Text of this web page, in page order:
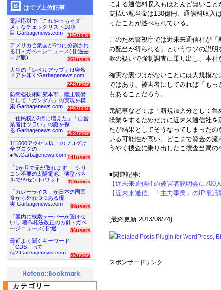
による通信料収入もほとんど無いこ
支払い配当金は130億円、通信料収入
ったことが述べられている。
このため警視庁では近未来通信社が
の配当が得られる」というウソの説
欺の疑いで強制調査に乗り出し、本
確実な裏づけがないことには大規模
ではあり、被害者にしてみれば「も
もあることだろう。
元記事などでは「新規加入分として
操業をするためだけに近未来通信社
たが結果としてそうなってしまった
いる可能性が高い。どこまで資金の
うやく捜査に乗り出したこ捜査当局
■関連記事:
【近未来通信社の被害者説明会に
【近未来通信、「主力事業」のIP電話
(最終更新:2013/08/24)
スポンサードリンク
はてブ上位記事
電話応対で「これやっちゃダ
メ」なチェックリスト10項
目:Garbagenews.com
316users
アメリカ合衆国が6つに分割され
る日 - ガベージニュース(旧:過去
ログ版)
254users
人生の「レベルアップ」は突然
ドアを叩く:Garbagenews.com
223users
防衛省技術研究本部、陸上装備
として「ガンダム」の実現を模
索:Garbagenews.com
210users
「住民税が2倍に増えた」「自営
業者はツラい」の謎を探
る:Garbagenews.com
188users
1日500アクセス以上のブログは
全ブログの
●％:Garbagenews.com 141users
「1か月で元が取れます!」 シリ
コン不要の太陽電池、薄型パネ
ルで99セント/ワット...
119users
「カレーライス」が日本の国民
食から外れつつある現
実:Garbagenews.com
99users
「国内に検索サーバーが置けな
い!」著作権法改正の方針 - ガベ
ージニュース(旧:過...
86users
最近よく聞くキーワード
「CDS」って
何?:Garbagenews.com
85users
カテゴリー